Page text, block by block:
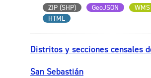
ZIP (SHP) GeoJSON WMS
HTML
Distritos y secciones censales
San Sebastián